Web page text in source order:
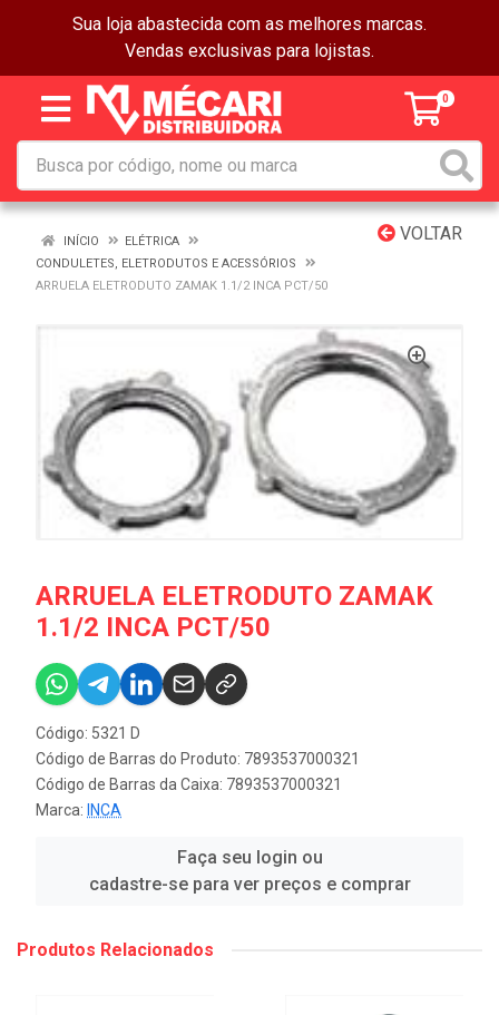
Sua loja abastecida com as melhores marcas.
Vendas exclusivas para lojistas.
0
VOLTAR
INÍCIO
ELÉTRICA
CONDULETES, ELETRODUTOS E ACESSÓRIOS
ARRUELA ELETRODUTO ZAMAK 1.1/2 INCA PCT/50
ARRUELA ELETRODUTO ZAMAK
1.1/2 INCA PCT/50
Código: 5321 D
Código de Barras do Produto: 7893537000321
Código de Barras da Caixa: 7893537000321
Marca: INCA
Faça seu login ou
cadastre-se para ver preços e comprar
Produtos Relacionados